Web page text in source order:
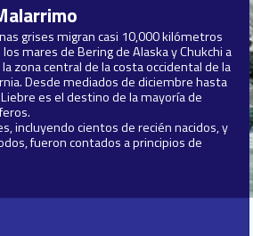
grises migran casi 10,000 kilómetros
mares de Bering de Alaska y Chukchi a
zona central de la costa occidental de la
Desde mediados de diciembre hasta
es el destino de la mayoría de
incluyendo cientos de recién nacidos, y
fueron contados a principios de